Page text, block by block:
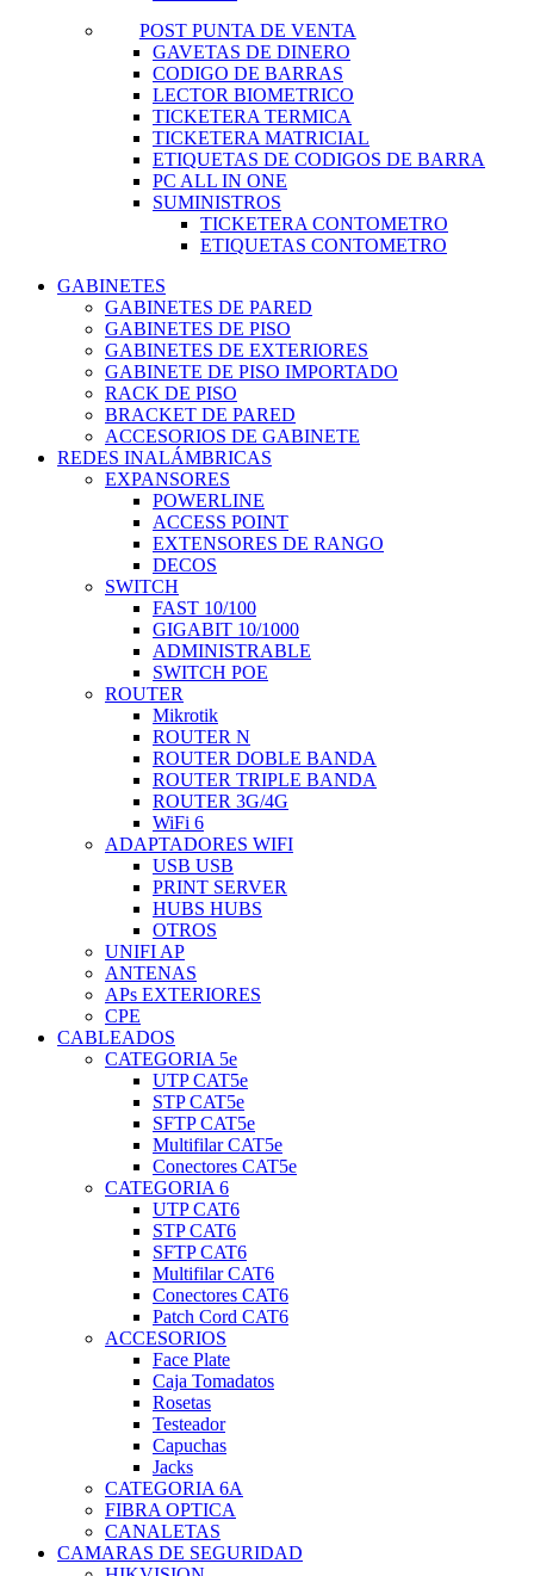
POST PUNTA DE VENTA
GAVETAS DE DINERO
CODIGO DE BARRAS
LECTOR BIOMETRICO
TICKETERA TERMICA
TICKETERA MATRICIAL
ETIQUETAS DE CODIGOS DE BARRA
PC ALL IN ONE
SUMINISTROS
TICKETERA CONTOMETRO
ETIQUETAS CONTOMETRO
GABINETES
GABINETES DE PARED
GABINETES DE PISO
GABINETES DE EXTERIORES
GABINETE DE PISO IMPORTADO
RACK DE PISO
BRACKET DE PARED
ACCESORIOS DE GABINETE
REDES INALÁMBRICAS
EXPANSORES
POWERLINE
ACCESS POINT
EXTENSORES DE RANGO
DECOS
SWITCH
FAST 10/100
GIGABIT 10/1000
ADMINISTRABLE
SWITCH POE
ROUTER
Mikrotik
ROUTER N
ROUTER DOBLE BANDA
ROUTER TRIPLE BANDA
ROUTER 3G/4G
WiFi 6
ADAPTADORES WIFI
USB USB
PRINT SERVER
HUBS HUBS
OTROS
UNIFI AP
ANTENAS
APs EXTERIORES
CPE
CABLEADOS
CATEGORIA 5e
UTP CAT5e
STP CAT5e
SFTP CAT5e
Multifilar CAT5e
Conectores CAT5e
CATEGORIA 6
UTP CAT6
STP CAT6
SFTP CAT6
Multifilar CAT6
Conectores CAT6
Patch Cord CAT6
ACCESORIOS
Face Plate
Caja Tomadatos
Rosetas
Testeador
Capuchas
Jacks
CATEGORIA 6A
FIBRA OPTICA
CANALETAS
CAMARAS DE SEGURIDAD